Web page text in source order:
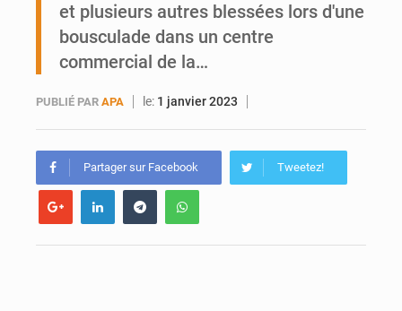
Bamako joue avec le feu
et plusieurs autres blessées lors d'une
bousculade dans un centre
commercial de la…
PUBLIÉ PAR APA le: 1 janvier 2023
Partager sur Facebook Tweetez!